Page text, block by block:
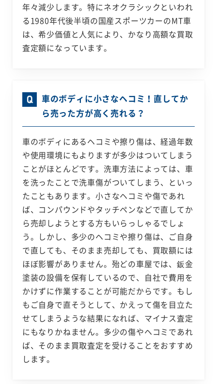
年々減少します。特にネオクラシックといわれ
る1980年代後半頃の国産スポーツカーのMT車
は、希少価値と人気により、かなり高額な買取
査定額になっています。
車のボディに小さなヘコミ！直してか
ら売った方が高く売れる？
車のボディにあるヘコミや擦り傷は、経過年数
や使用環境にもよりますが多少はついてしまう
ことがほとんどです。洗車方法によっては、車
を洗ったことで洗車傷がついてしまう、といっ
たこともあります。小さなヘコミや傷であれ
ば、コンパウンドやタッチペンなどで直してか
ら売却しようとする方もいらっしゃるでしょ
う。しかし、多少のヘコミや擦り傷は、ご自身
で直しても、そのまま売却しても、買取額には
ほぼ影響がありません。殆どの車屋では、鈑金
塗装の設備を保有しているので、自社で費用を
かけずに作業することが可能だからです。もし
もご自身で直そうとして、かえって傷を目立た
せてしまうような結果になれば、マイナス査定
にもなりかねません。多少の傷やヘコミであれ
ば、そのまま買取査定を受けることをおすすめ
します。